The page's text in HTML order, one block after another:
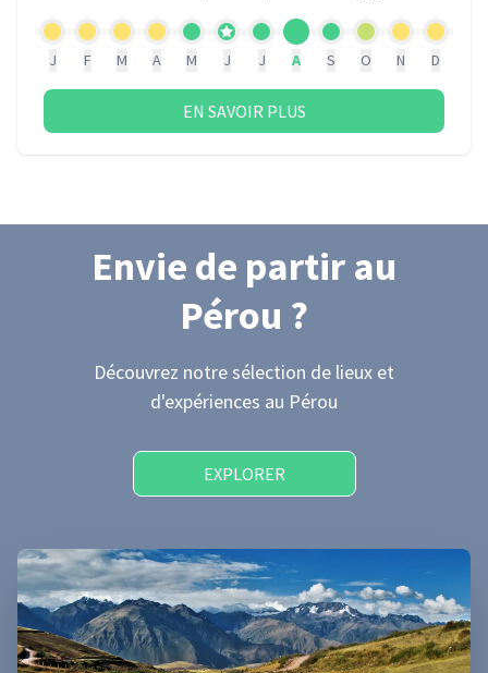
J F M A M J J A S O N D
EN SAVOIR PLUS
Envie de partir au
Pérou ?
Découvrez notre sélection de lieux et
d'expériences au Pérou
EXPLORER